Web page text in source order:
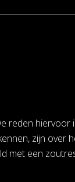
reden hiervoor
zijn over
met een